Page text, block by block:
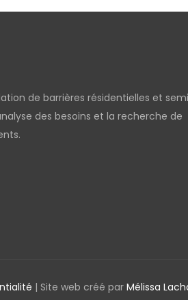
de barrières résidentielles et
des besoins et la recherche de
| Site web créé par Mélissa